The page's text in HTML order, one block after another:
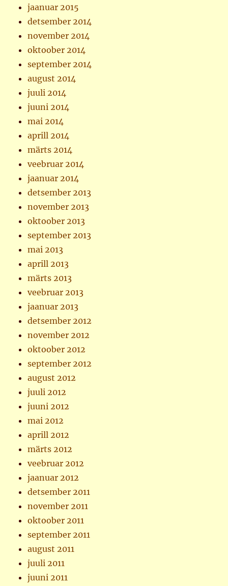
jaanuar 2015
detsember 2014
november 2014
oktoober 2014
september 2014
august 2014
juuli 2014
juuni 2014
mai 2014
aprill 2014
märts 2014
veebruar 2014
jaanuar 2014
detsember 2013
november 2013
oktoober 2013
september 2013
mai 2013
aprill 2013
märts 2013
veebruar 2013
jaanuar 2013
detsember 2012
november 2012
oktoober 2012
september 2012
august 2012
juuli 2012
juuni 2012
mai 2012
aprill 2012
märts 2012
veebruar 2012
jaanuar 2012
detsember 2011
november 2011
oktoober 2011
september 2011
august 2011
juuli 2011
juuni 2011